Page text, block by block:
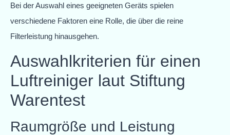
Bei der Auswahl eines geeigneten Geräts spielen
verschiedene Faktoren eine Rolle, die über die reine
Filterleistung hinausgehen.
Auswahlkriterien für einen
Luftreiniger laut Stiftung
Warentest
Raumgröße und Leistung